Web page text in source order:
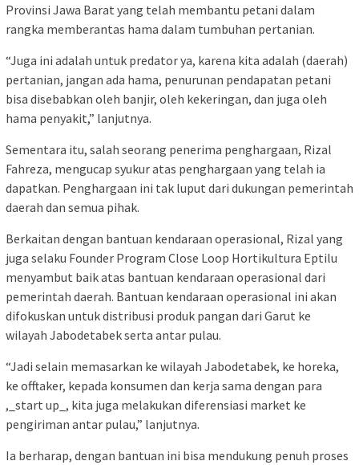
Provinsi Jawa Barat yang telah membantu petani dalam
rangka memberantas hama dalam tumbuhan pertanian.
“Juga ini adalah untuk predator ya, karena kita adalah (daerah)
pertanian, jangan ada hama, penurunan pendapatan petani
bisa disebabkan oleh banjir, oleh kekeringan, dan juga oleh
hama penyakit,” lanjutnya.
Sementara itu, salah seorang penerima penghargaan, Rizal
Fahreza, mengucap syukur atas penghargaan yang telah ia
dapatkan. Penghargaan ini tak luput dari dukungan pemerintah
daerah dan semua pihak.
Berkaitan dengan bantuan kendaraan operasional, Rizal yang
juga selaku Founder Program Close Loop Hortikultura Eptilu
menyambut baik atas bantuan kendaraan operasional dari
pemerintah daerah. Bantuan kendaraan operasional ini akan
difokuskan untuk distribusi produk pangan dari Garut ke
wilayah Jabodetabek serta antar pulau.
“Jadi selain memasarkan ke wilayah Jabodetabek, ke horeka,
ke offtaker, kepada konsumen dan kerja sama dengan para
,_start up_, kita juga melakukan diferensiasi market ke
pengiriman antar pulau,” lanjutnya.
Ia berharap, dengan bantuan ini bisa mendukung penuh proses